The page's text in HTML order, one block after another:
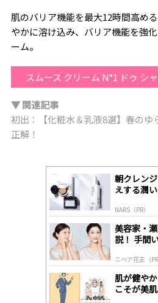
肌のバリア機能を最大12時間高め
やかに溶け込み、バリア機能を強
ーム。
スムース クリーム N°1 ドゥ シ
▼ 関連記事
初出：【化粧水＆乳液8選】春のゆ
正解！
朝クレン
えする潤
NARS（PR）
美容家・
説！ 手間
ニベア花王（PR
肌が健や
こそが美